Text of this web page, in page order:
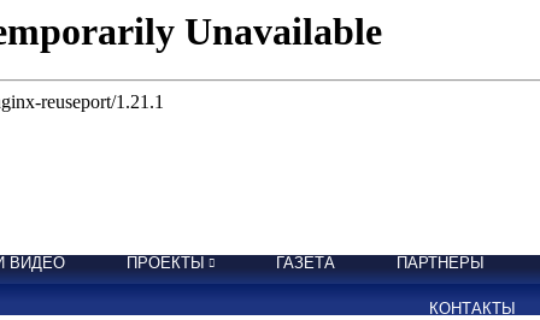
ВИДЕО ПРОЕКТЫ ГАЗЕТА ПАРТНЕРЫ
КОНТАКТЫ